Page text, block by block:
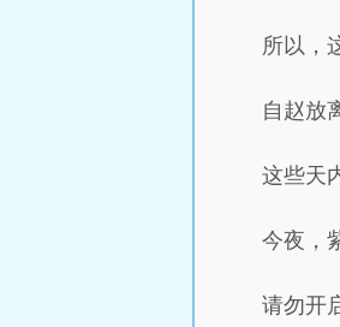
所以，
自赵放
这些天
今夜，
请勿开